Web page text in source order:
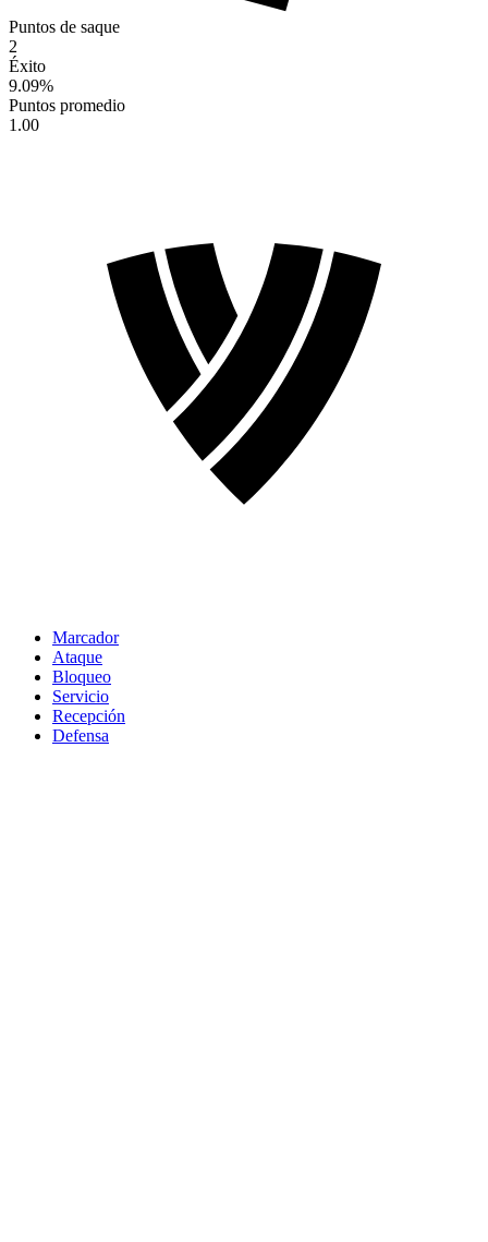
Puntos de saque
2
Éxito
9.09%
Puntos promedio
1.00
Marcador
Ataque
Bloqueo
Servicio
Recepción
Defensa